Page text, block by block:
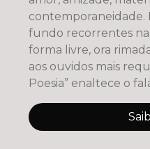
contemporaneidade.
fundo recorrentes
forma livre, ora
aos ouvidos mais
Poesia” enaltece o